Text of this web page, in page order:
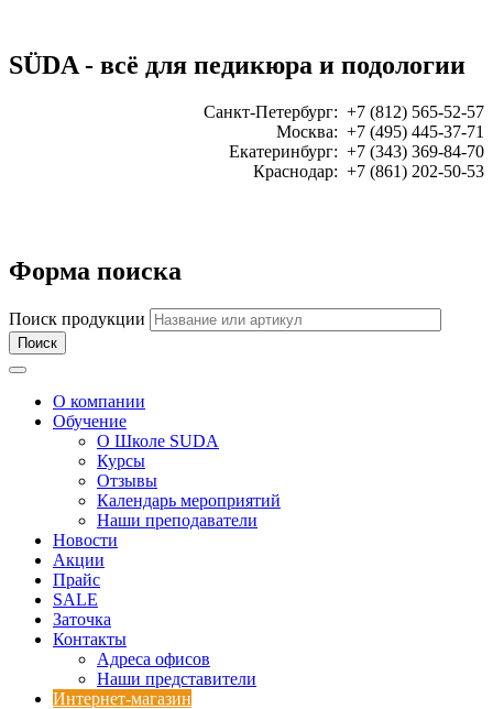
SÜDA - всё для педикюра и подологии
Санкт-Петербург: +7 (812) 565-52-57
Москва: +7 (495) 445-37-71
Екатеринбург: +7 (343) 369-84-70
Краснодар: +7 (861) 202-50-53
Форма поиска
Поиск продукции
Toggle navigation
О компании
Обучение
О Школе SUDA
Курсы
Отзывы
Календарь мероприятий
Наши преподаватели
Новости
Акции
Прайс
SALE
Заточка
Контакты
Адреса офисов
Наши представители
Интернет-магазин